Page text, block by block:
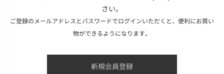
さい。
ご登録のメールアドレスとパスワードでログインいただくと、便利にお買い
物ができるようになります。